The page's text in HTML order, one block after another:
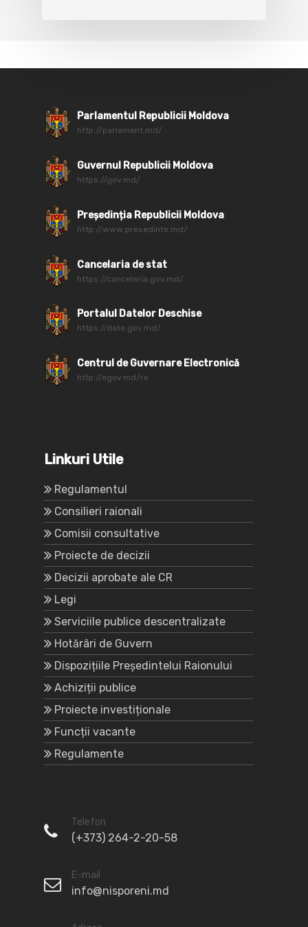
Parlamentul Republicii Moldova
http://parlament.md/
Guvernul Republicii Moldova
https://gov.md/
Președinția Republicii Moldova
http://www.presedinte.md/
Cancelaria de stat
https://cancelaria.gov.md/
Portalul Datelor Deschise
https://date.gov.md/
Centrul de Guvernare Electronică
http://egov.md/ro
Linkuri Utile
Regulamentul
Consilieri raionali
Comisii consultative
Proiecte de decizii
Decizii aprobate ale CR
Legi
Serviciile publice descentralizate
Hotărâri de Guvern
Dispozițiile Președintelui Raionului
Achiziții publice
Proiecte investiționale
Funcții vacante
Regulamente
Telefon
(+373) 264-2-20-58
E-mail
info@nisporeni.md